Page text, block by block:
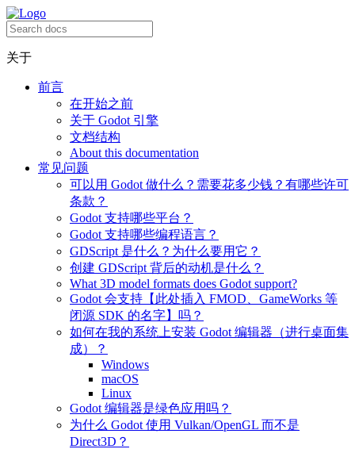
关于
前言
在开始之前
关于 Godot 引擎
文档结构
About this documentation
常见问题
可以用 Godot 做什么？需要花多少钱？有哪些许可
条款？
Godot 支持哪些平台？
Godot 支持哪些编程语言？
GDScript 是什么？为什么要用它？
创建 GDScript 背后的动机是什么？
What 3D model formats does Godot support?
Godot 会支持【此处插入 FMOD、GameWorks 等
闭源 SDK 的名字】吗？
如何在我的系统上安装 Godot 编辑器（进行桌面集
成）？
Windows
macOS
Linux
Godot 编辑器是绿色应用吗？
为什么 Godot 使用 Vulkan/OpenGL 而不是
Direct3D？